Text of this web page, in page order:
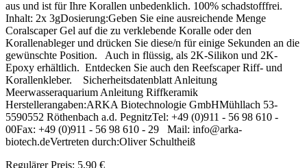
aus und ist für Ihre Korallen unbedenklich. 100% schadstofffrei.
Inhalt: 2x 3gDosierung:Geben Sie eine ausreichende Menge
Coralscaper Gel auf die zu verklebende Koralle oder den
Korallenableger und drücken Sie diese/n für einige Sekunden an die
gewünschte Position. Auch in flüssig, als 2K-Silikon und 2K-
Epoxy erhältlich. Entdecken Sie auch den Reefscaper Riff- und
Korallenkleber. Sicherheitsdatenblatt Anleitung
Meerwasseraquarium Anleitung Riffkeramik
Herstellerangaben:ARKA Biotechnologie GmbHMühllach 53-
5590552 Röthenbach a.d. PegnitzTel: +49 (0)911 - 56 98 610 -
00Fax: +49 (0)911 - 56 98 610 - 29 Mail: info@arka-
biotech.deVertreten durch:Oliver Schultheiß
Regulärer Preis: 5,90 €